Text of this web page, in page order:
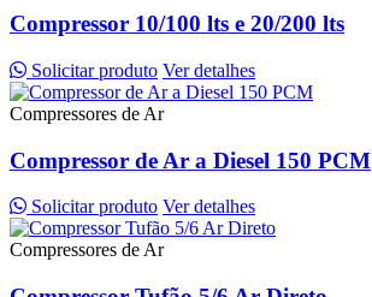
Compressor 10/100 lts e 20/200 lts
Solicitar produto Ver detalhes
Compressores de Ar
Compressor de Ar a Diesel 150 PCM
Solicitar produto Ver detalhes
Compressores de Ar